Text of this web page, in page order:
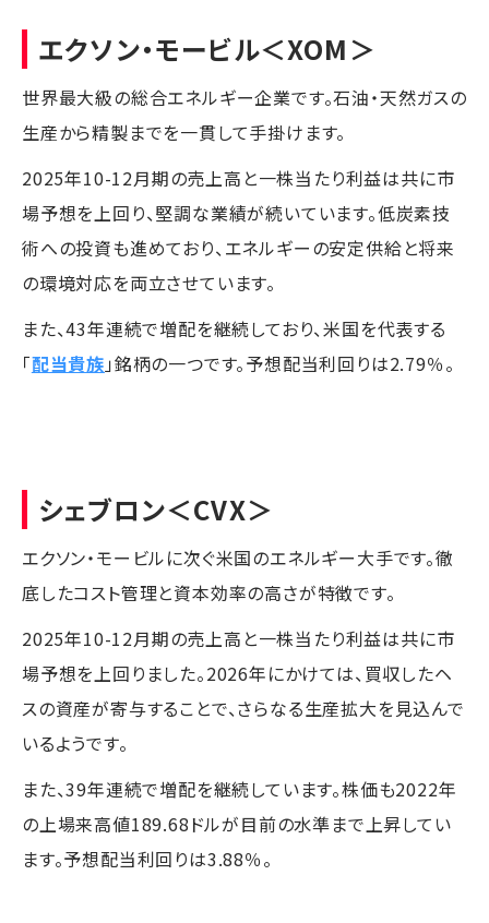
エクソン・モービル＜XOM＞
世界最大級の総合エネルギー企業です。石油・天然ガスの
生産から精製までを一貫して手掛けます。
2025年10-12月期の売上高と一株当たり利益は共に市
場予想を上回り、堅調な業績が続いています。低炭素技
術への投資も進めており、エネルギーの安定供給と将来
の環境対応を両立させています。
また、43年連続で増配を継続しており、米国を代表する
「配当貴族 」銘柄の一つです。予想配当利回りは2.79％。
シェブロン＜CVX＞
エクソン・モービルに次ぐ米国のエネルギー大手です。徹
底したコスト管理と資本効率の高さが特徴です。
2025年10-12月期の売上高と一株当たり利益は共に市
場予想を上回りました。2026年にかけては、買収したヘ
スの資産が寄与することで、さらなる生産拡大を見込んで
いるようです。
また、39年連続で増配を継続しています。株価も2022年
の上場来高値189.68ドルが目前の水準まで上昇してい
ます。予想配当利回りは3.88％。